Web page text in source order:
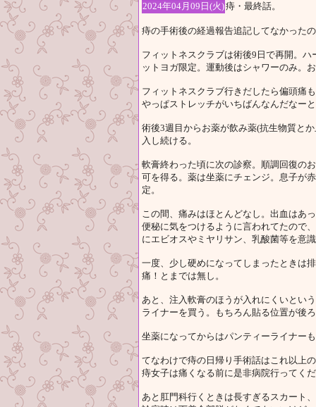
2024年04月09日(火)痔・最終話。
痔の手術後の経過報告追記してなかった
フィットネスクラブは術後9日で再開。
ットヨガ限定。運動後はシャワーのみ。
フィットネスクラブ行きだしたら偏頭痛
やっぱストレッチがいちばんなんだなー
術後3週目からお薬が飲み薬(抗生物質と
入し続ける。
軟膏終わった頃に次の診察。順調回復の
可を得る。薬は坐薬にチェンジ。息子が
定。
この間、痛みはほとんどなし。出血はあ
便秘に気をつけるように言われてたので
にエビオスやミヤリサン、乳酸菌等を意
一度、少し硬めになってしまったときは
痛！とまでは無し。
あと、注入軟膏のほうが入れにくいとい
ライナーを買う。もちろん貼る位置が後
坐薬になってからはパンティーライナー
てなわけで痔の日帰り手術話はこれ以上
痔女子は痛くなる前に是非病院行ってく
あと肛門科行くときは長すぎるスカート